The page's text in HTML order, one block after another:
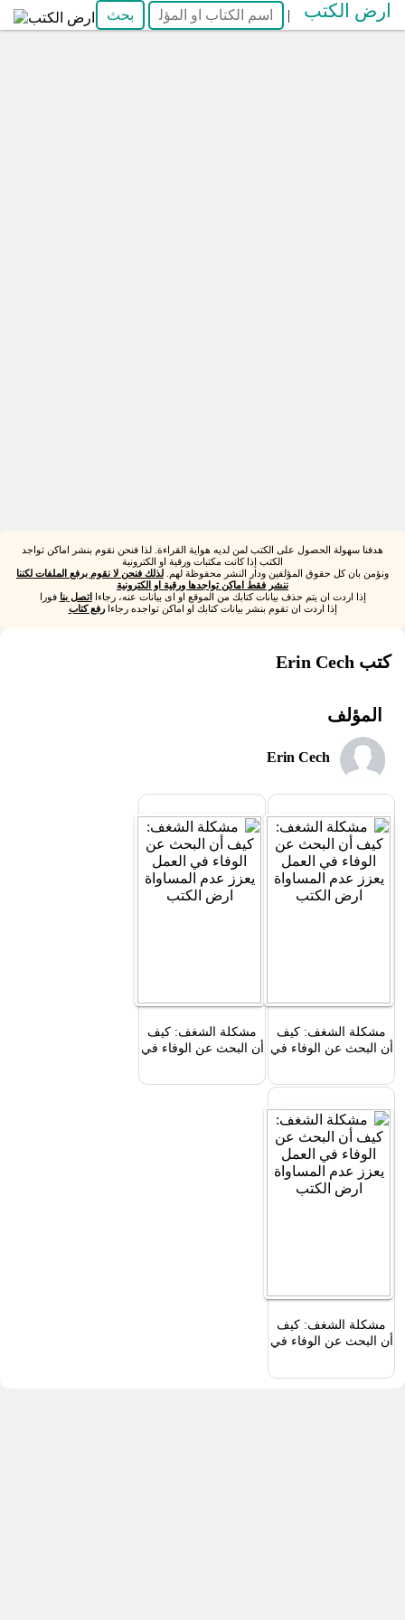
ارض الكتب |
هدفنا سهولة الحصول على الكتب لمن لديه هواية القراءة. لذا فنحن نقوم بنشر اماكن تواجد
الكتب إذا كانت مكتبات ورقية او الكترونية
ونؤمن بان كل حقوق المؤلفين ودار النشر محفوظة لهم. لذلك فنحن لا نقوم برفع الملفات لكننا
ننشر فقط اماكن تواجدها ورقية او الكترونية
إذا اردت ان يتم حذف بيانات كتابك من الموقع او اى بيانات عنه، رجاءااتصل بنا فورا
إذا اردت ان تقوم بنشر بيانات كتابك او اماكن تواجده رجاءارفع كتاب
كتب Erin Cech
المؤلف
Erin Cech
مشكلة الشغف: كيف
أن البحث عن الوفاء في
المساواة
مشكلة الشغف: كيف
أن البحث عن الوفاء في
المساواة
مشكلة الشغف: كيف
أن البحث عن الوفاء في